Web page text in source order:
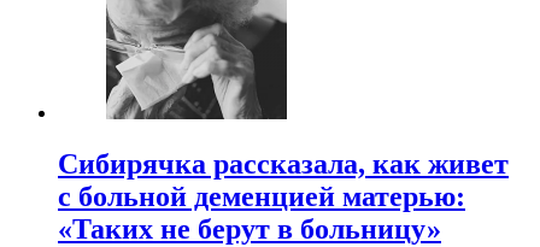
Сибирячка рассказала, как живет
с больной деменцией матерью:
«Таких не берут в больницу»